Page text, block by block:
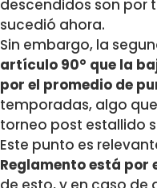
descendidos son por
sucedió ahora.
Sin embargo, la
artículo 90° que la
por el promedio de
temporadas, algo
torneo post estallido
Este punto es
Reglamento está por